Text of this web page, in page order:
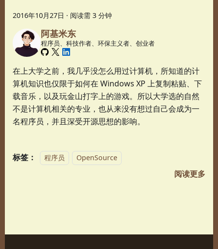
2016年10月27日 · 阅读需 3 分钟
阿基米东
程序员、科技作者、环保主义者、创业者
在上大学之前，我几乎没怎么用过计算机，所知道的计
算机知识也仅限于如何在 Windows XP 上复制粘贴、下
载音乐，以及玩金山打字上的游戏。所以大学选的自然
不是计算机相关的专业，也从来没有想过自己会成为一
名程序员，并且深受开源思想的影响。
标签： 程序员 OpenSource
阅读更多